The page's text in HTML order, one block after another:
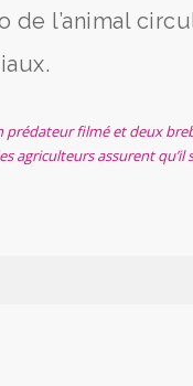
de l’animal
prédateur filmé et deux
agriculteurs assurent qu’il